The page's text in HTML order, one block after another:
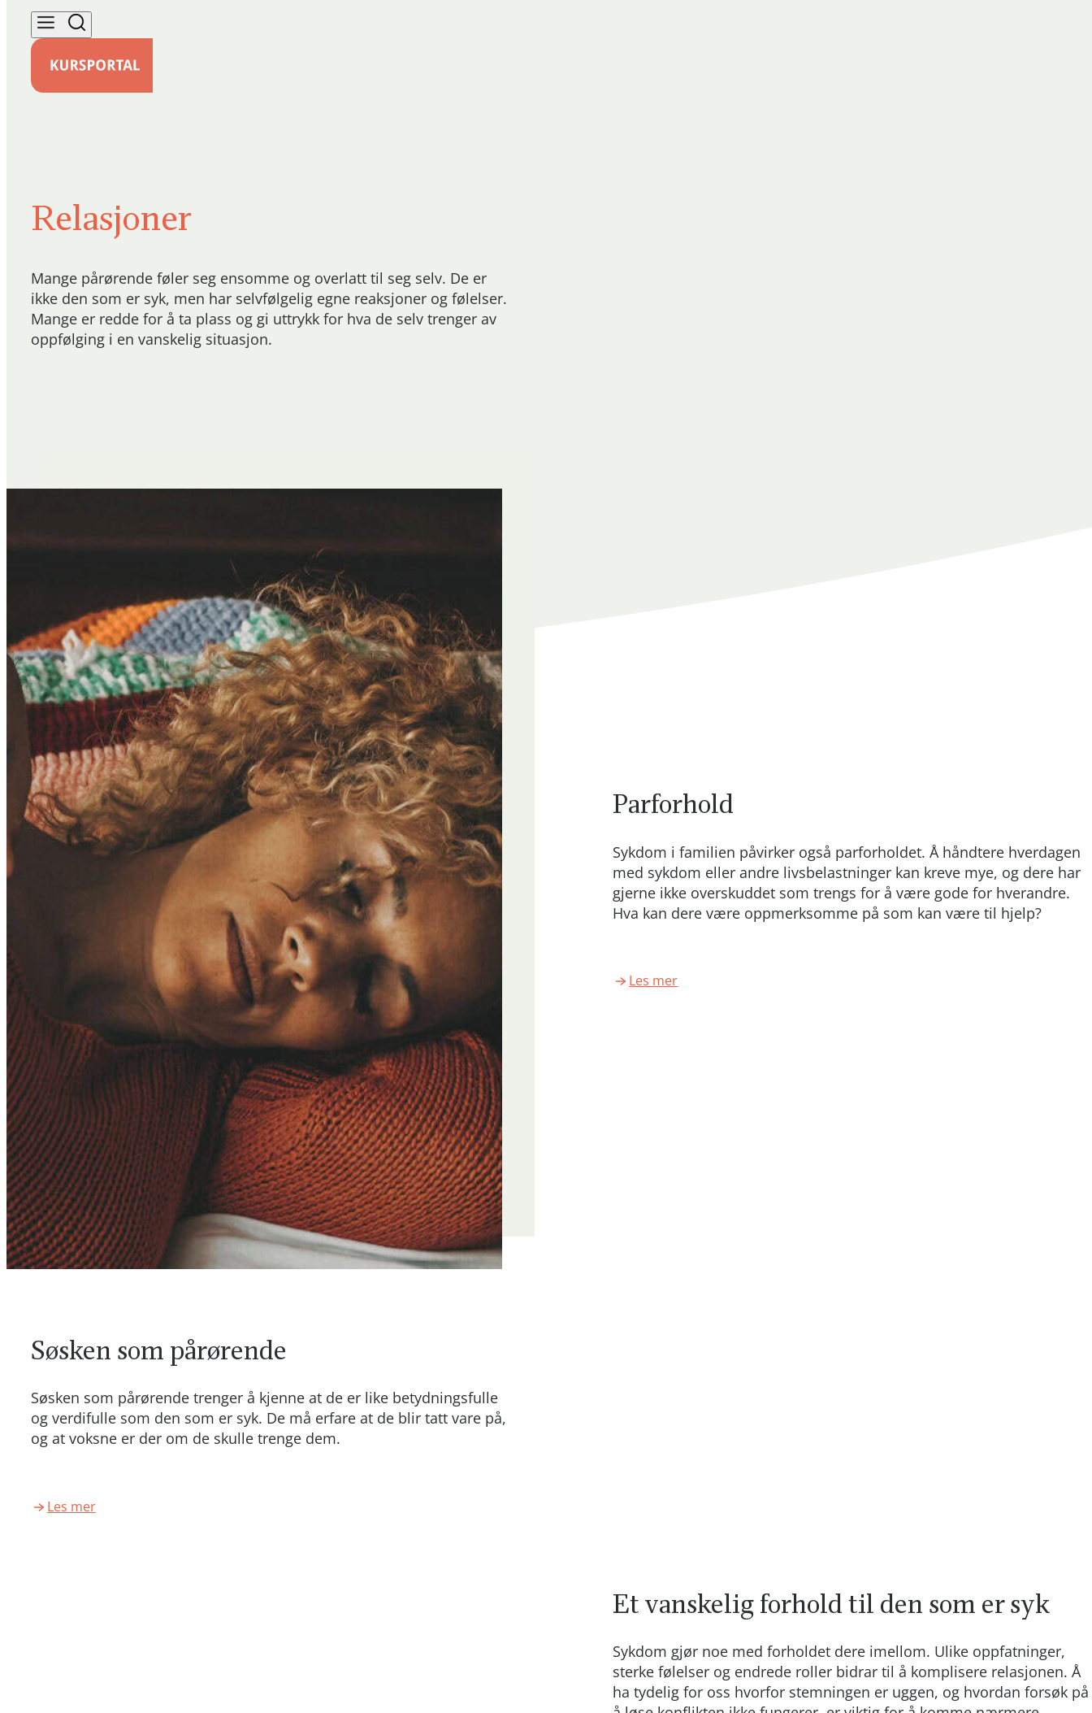
Relasjoner
Mange pårørende føler seg ensomme og overlatt til seg selv. De er
ikke den som er syk, men har selvfølgelig egne reaksjoner og følelser.
Mange er redde for å ta plass og gi uttrykk for hva de selv trenger av
oppfølging i en vanskelig situasjon.
Parforhold
Sykdom i familien påvirker også parforholdet. Å håndtere hverdagen
med sykdom eller andre livsbelastninger kan kreve mye, og dere har
gjerne ikke overskuddet som trengs for å være gode for hverandre.
Hva kan dere være oppmerksomme på som kan være til hjelp?
Les mer
Søsken som pårørende
Søsken som pårørende trenger å kjenne at de er like betydningsfulle
og verdifulle som den som er syk. De må erfare at de blir tatt vare på,
og at voksne er der om de skulle trenge dem.
Les mer
Et vanskelig forhold til den som er syk
Sykdom gjør noe med forholdet dere imellom. Ulike oppfatninger,
sterke følelser og endrede roller bidrar til å komplisere relasjonen. Å
ha tydelig for oss hvorfor stemningen er uggen, og hvordan forsøk på